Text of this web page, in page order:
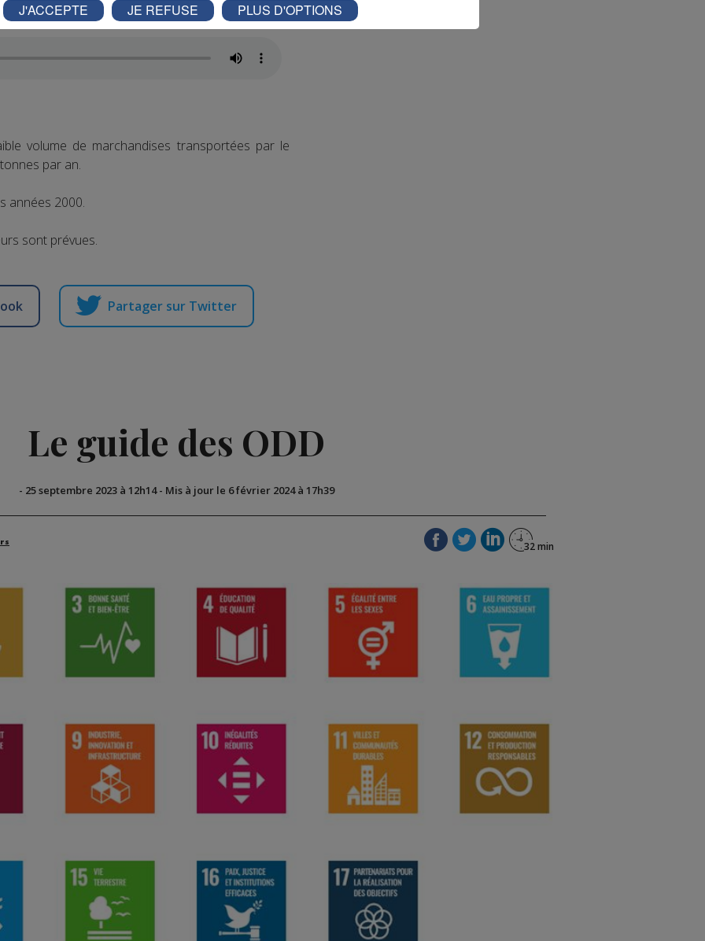
volume de marchandises transportées par le
par an.
années 2000.
sont prévues.
Partager sur Twitter
Le guide des ODD
- 25 septembre 2023 à 12h14- Mis à jour le 6 février 2024 à 17h39
J'ACCEPTE JE REFUSE PLUS D'OPTIONS